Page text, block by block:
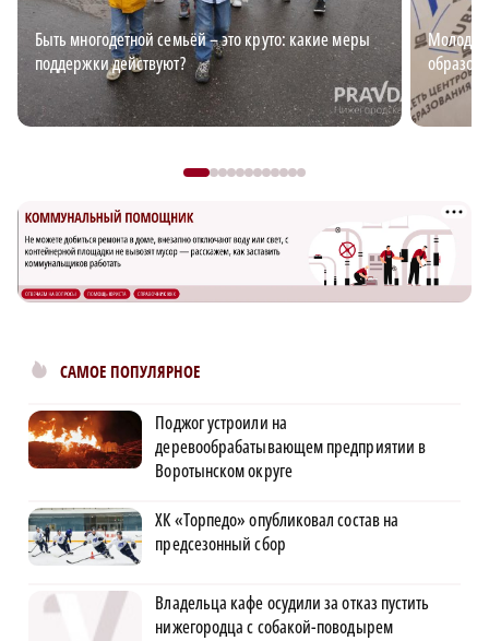
Быть многодетной семьёй – это круто: какие меры
поддержки действуют?
САМОЕ ПОПУЛЯРНОЕ
Поджог устроили на
деревообрабатывающем предприятии в
Воротынском округе
ХК «Торпедо» опубликовал состав на
предсезонный сбор
Владельца кафе осудили за отказ пустить
нижегородца с собакой-поводырем